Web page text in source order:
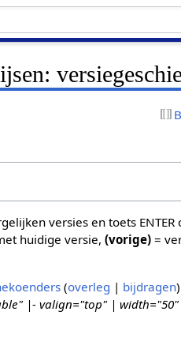
versies en toets
huidige versie,(vorige) =
overleg bijdragen
|- valign="top" |